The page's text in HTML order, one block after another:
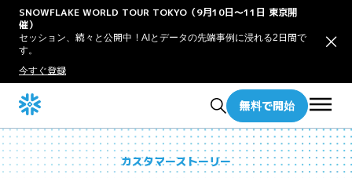
SNOWFLAKE WORLD TOUR TOKYO（9月10日〜11日 東京開
催）
セッション、続々と公開中！AIとデータの先端事例に浸れる2日間で
す。
今すぐ登録
無料で開始
カスタマーストーリー